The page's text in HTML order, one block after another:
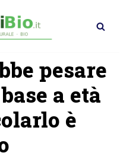
pesare
a età
è